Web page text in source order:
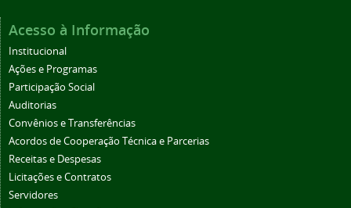
Acesso à Informação
Institucional
Ações e Programas
Participação Social
Auditorias
Convênios e Transferências
Acordos de Cooperação Técnica e Parcerias
Receitas e Despesas
Licitações e Contratos
Servidores